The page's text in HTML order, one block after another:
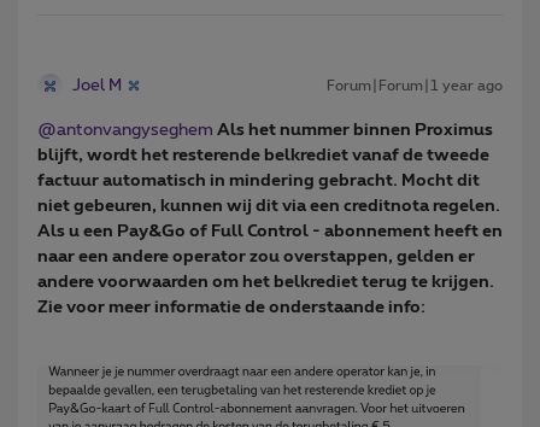
Joel M Forum|Forum|1 year ago
@antonvangyseghem Als het nummer binnen Proximus
blijft, wordt het resterende belkrediet vanaf de tweede
factuur automatisch in mindering gebracht. Mocht dit
niet gebeuren, kunnen wij dit via een creditnota regelen.
Als u een Pay&Go of Full Control - abonnement heeft en
naar een andere operator zou overstappen, gelden er
andere voorwaarden om het belkrediet terug te krijgen.
Zie voor meer informatie de onderstaande info: